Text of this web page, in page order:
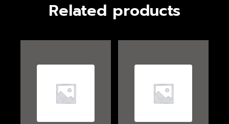
Related products